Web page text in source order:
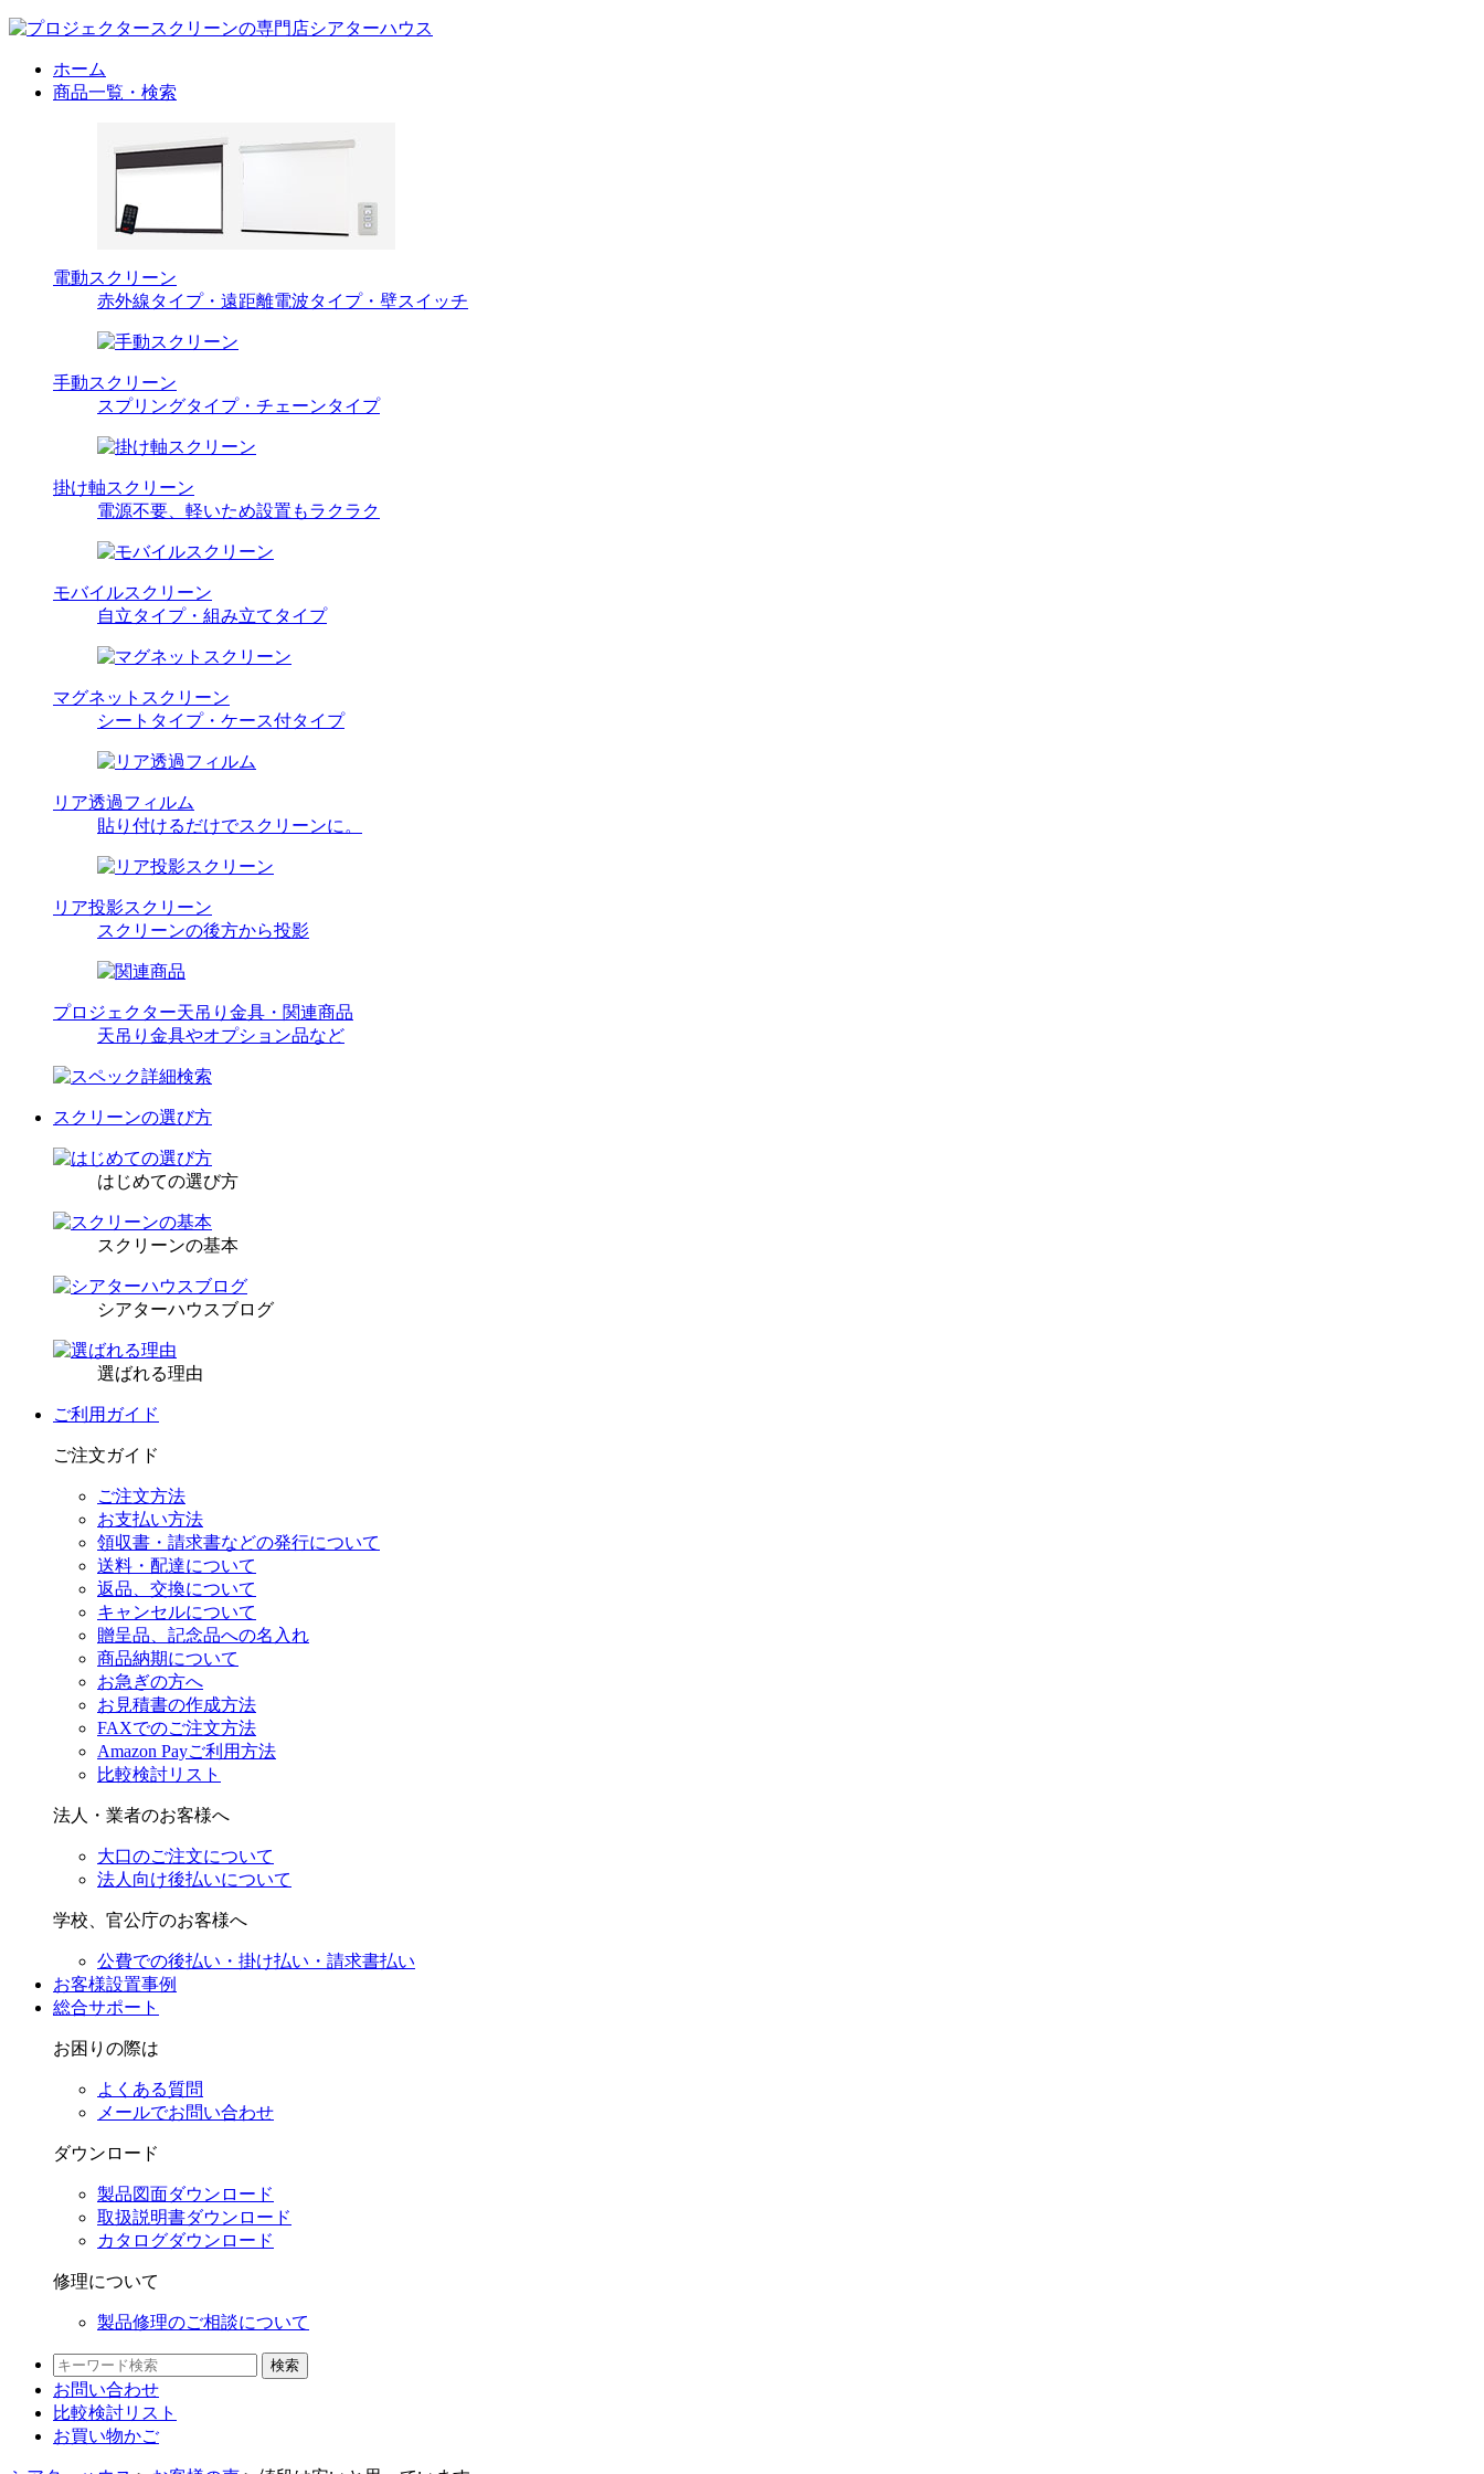
ホーム
商品一覧・検索
電動スクリーン
赤外線タイプ・遠距離電波タイプ・壁スイッチ
手動スクリーン
スプリングタイプ・チェーンタイプ
掛け軸スクリーン
電源不要、軽いため設置もラクラク
モバイルスクリーン
自立タイプ・組み立てタイプ
マグネットスクリーン
シートタイプ・ケース付タイプ
リア透過フィルム
貼り付けるだけでスクリーンに。
リア投影スクリーン
スクリーンの後方から投影
プロジェクター天吊り金具・関連商品
天吊り金具やオプション品など
スクリーンの選び方
はじめての選び方
スクリーンの基本
シアターハウスブログ
選ばれる理由
ご利用ガイド
ご注文ガイド
ご注文方法
お支払い方法
領収書・請求書などの発行について
送料・配達について
返品、交換について
キャンセルについて
贈呈品、記念品への名入れ
商品納期について
お急ぎの方へ
お見積書の作成方法
FAXでのご注文方法
Amazon Payご利用方法
比較検討リスト
法人・業者のお客様へ
大口のご注文について
法人向け後払いについて
学校、官公庁のお客様へ
公費での後払い・掛け払い・請求書払い
お客様設置事例
総合サポート
お困りの際は
よくある質問
メールでお問い合わせ
ダウンロード
製品図面ダウンロード
取扱説明書ダウンロード
カタログダウンロード
修理について
製品修理のご相談について
検索
お問い合わせ
比較検討リスト
お買い物かご